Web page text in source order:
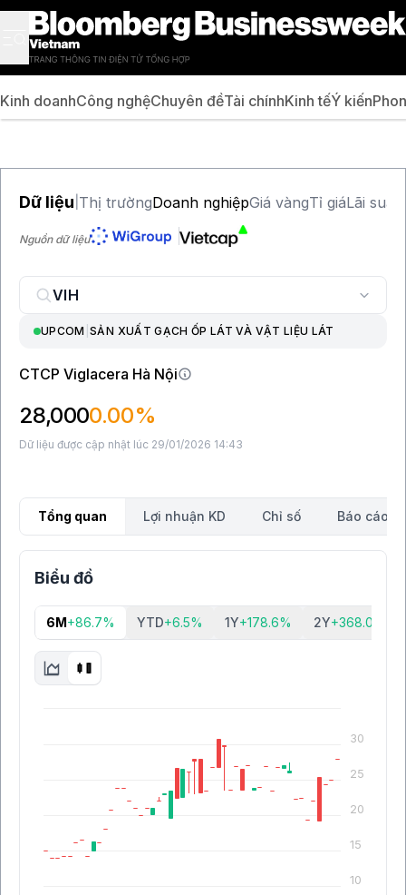
Kinh doanhCông nghệChuyên đềTài chínhKinh tếÝ kiến
Dữ liệu Thị trườngDoanh nghiệpGiá vàngTỉ giáLãi suất
Nguồn dữ liệu
UPCOM |SẢN XUẤT GẠCH ỐP LÁT VÀ VẬT LIỆU LÁT
CTCP Viglacera Hà Nội
28,0000.00%
Dữ liệu được cập nhật lúc 29/01/2026 14:43
Tổng quan Lợi nhuận KD Chỉ số Báo cáo
Biểu đồ
6M+86.7% YTD+6.5% 1Y+178.6% 2Y+368.0%
10
15
20
25
30